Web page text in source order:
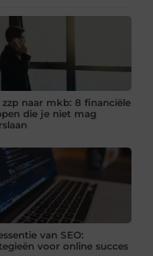
zzp naar mkb: 8 financiële
die je niet mag
van SEO:
voor online succes